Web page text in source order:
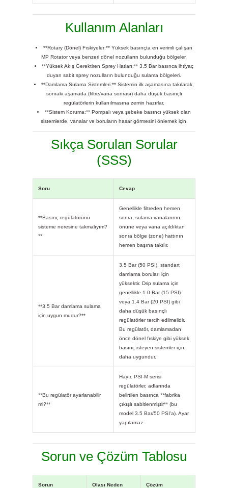
Kullanım Alanları
**Rotary (Dönel) Fıskiyeler:** Yüksek basınçta en verimli çalışan
MP Rotator veya benzeri dönel nozulların bulunduğu bölgeler.
**Yüksek Akış Gerektiren Sprey Hatları:** 3.5 Bar basınca ihtiyaç
duyan sabit sprey nozulların bulunduğu sulama bölgeleri.
**Damlama Sulama Sistemleri:** Sistemin ilk aşamasına takılarak,
sonraki aşamada (filtre/vana sonrası) daha düşük basınçlı
regülatörlerin kullanılmasına zemin hazırlar.
**Sistem Koruma:** Pompalı veya şebeke basıncı yüksek olan
sistemlerde, vanalar ve boruların hasar görmesini önlemek için.
Sıkça Sorulan Sorular
(SSS)
Soru Cevap
**Basınç regülatörünü
sisteme neresine takmalıyım?
**
Genellikle filtreden hemen
sonra, sulama vanalarının
önüne veya vana açıldıktan
sonra bölge (zone) hattının
hemen başına takılır.
**3.5 Bar damlama sulama
için uygun mudur?**
3.5 Bar (50 PSI), standart
damlama boruları için
yüksektir. Drip sulama için
genellikle 1.0 Bar (15 PSI)
veya 1.4 Bar (20 PSI) gibi
daha düşük basınçlı
regülatörler tercih edilmelidir.
Bu regülatör, damlamadan
önce dönel fıskiye gibi yüksek
basınç isteyen sistemler için
daha uygundur.
**Bu regülatör ayarlanabilir
mi?**
Hayır. PSI-M serisi
regülatörler, adlarında
belirtilen basınca **fabrika
çıkışlı sabitlenmiştir** (bu
model 3.5 Bar/50 PSI'a). Ayar
yapılamaz.
Sorun ve Çözüm Tablosu
Sorun Olası Neden Çözüm